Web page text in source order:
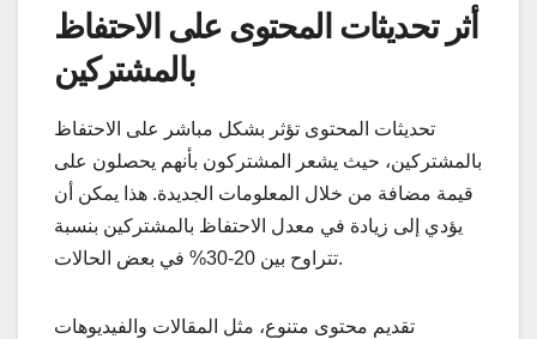
أثر تحديثات المحتوى على الاحتفاظ
بالمشتركين
تحديثات المحتوى تؤثر بشكل مباشر على الاحتفاظ
بالمشتركين، حيث يشعر المشتركون بأنهم يحصلون على
قيمة مضافة من خلال المعلومات الجديدة. هذا يمكن أن
يؤدي إلى زيادة في معدل الاحتفاظ بالمشتركين بنسبة
تتراوح بين 20-30% في بعض الحالات.
تقديم محتوى متنوع، مثل المقالات والفيديوهات